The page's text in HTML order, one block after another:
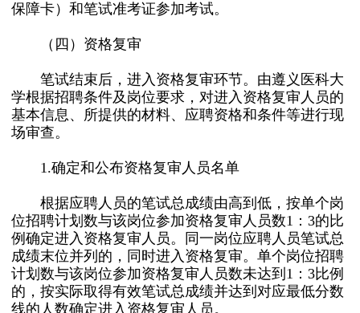
保障卡）和笔试准考证参加考试。
（四）资格复审
笔试结束后，进入资格复审环节。由遵义医科大
学根据招聘条件及岗位要求，对进入资格复审人员的
基本信息、所提供的材料、应聘资格和条件等进行现
场审查。
1.确定和公布资格复审人员名单
根据应聘人员的笔试总成绩由高到低，按单个岗
位招聘计划数与该岗位参加资格复审人员数1：3的比
例确定进入资格复审人员。同一岗位应聘人员笔试总
成绩末位并列的，同时进入资格复审。单个岗位招聘
计划数与该岗位参加资格复审人员数未达到1：3比例
的，按实际取得有效笔试总成绩并达到对应最低分数
线的人数确定进入资格复审人员。